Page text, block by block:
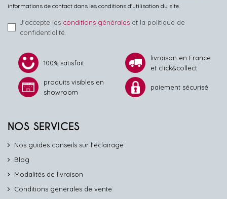
informations de contact dans les conditions d'utilisation du site.
J'accepte les conditions générales et la politique de
confidentialité.
100% satisfait
livraison en France
et click&collect
produits visibles en
showroom
paiement sécurisé
NOS SERVICES
Nos guides conseils sur l'éclairage
Blog
Modalités de livraison
Conditions générales de vente